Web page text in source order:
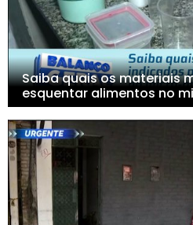
Saiba quais os materiais
esquentar alimentos no